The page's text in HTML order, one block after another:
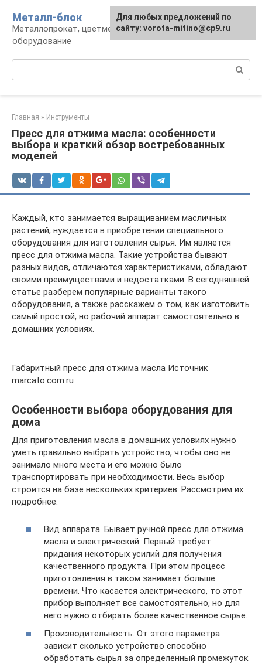
контенту
Металл-блок
Металлопрокат, цветмет, обработка и
оборудование
Главная » Инструменты
Пресс для отжима масла: особенности
выбора и краткий обзор востребованных
моделей
Каждый, кто занимается выращиванием масличных
растений, нуждается в приобретении специального
оборудования для изготовления сырья. Им является
пресс для отжима масла. Такие устройства бывают
разных видов, отличаются характеристиками, обладают
своими преимуществами и недостатками. В сегодняшней
статье разберем популярные варианты такого
оборудования, а также расскажем о том, как изготовить
самый простой, но рабочий аппарат самостоятельно в
домашних условиях.
Габаритный пресс для отжима масла Источник
marcato.com.ru
Особенности выбора оборудования для
дома
Для приготовления масла в домашних условиях нужно
уметь правильно выбрать устройство, чтобы оно не
занимало много места и его можно было
транспортировать при необходимости. Весь выбор
строится на базе нескольких критериев. Рассмотрим их
подробнее:
Вид аппарата. Бывает ручной пресс для отжима
масла и электрический. Первый требует
придания некоторых усилий для получения
качественного продукта. При этом процесс
приготовления в таком занимает больше
времени. Что касается электрического, то этот
прибор выполняет все самостоятельно, но для
него нужно отбирать более качественное сырье.
Производительность. От этого параметра
зависит сколько устройство способно
обработать сырья за определенный промежуток
Для любых предложений по
сайту: vorota-mitino@cp9.ru